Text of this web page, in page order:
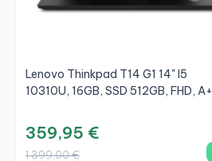
Lenovo Thinkpad T14 G1 14" I5
10310U, 16GB, SSD 512GB, FHD, A+
359,95 €
1 399,00 €